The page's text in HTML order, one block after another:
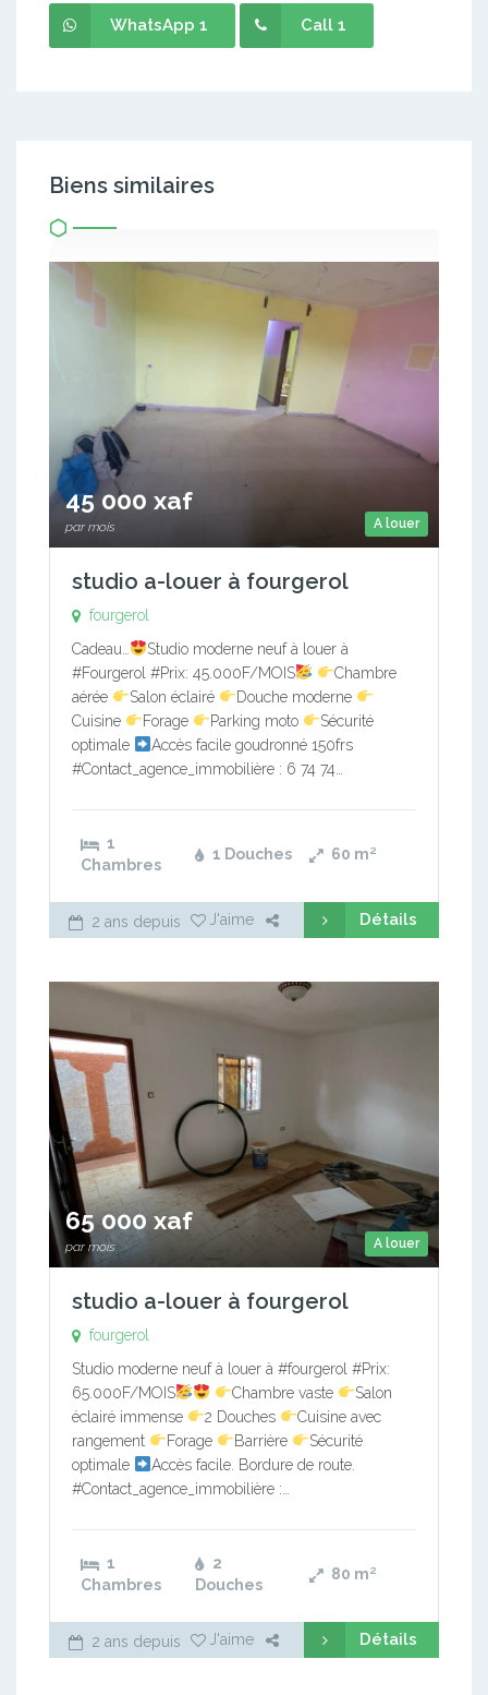
WhatsApp 1 Call 1
Biens similaires
A louer
45 000 xaf
par mois
studio a-louer à fourgerol
fourgerol
Cadeau…
Studio moderne neuf à louer à
#Fourgerol #Prix: 45.000F/MOIS
Chambre
aérée
Salon éclairé
Douche moderne
Cuisine
Forage Parking moto
Sécurité
optimale
Accès facile goudronné 150frs
#Contact_agence_immobilière : 6 74 74…
1
Chambres
1 Douches 60 m²
2 ans depuis J'aime Détails
A louer
65 000 xaf
par mois
studio a-louer à fourgerol
fourgerol
Studio moderne neuf à louer à #fourgerol #Prix:
65.000F/MOIS
Chambre vaste
Salon
éclairé immense
2 Douches
Cuisine avec
rangement
Forage Barrière
Sécurité
optimale
Accès facile. Bordure de route.
#Contact_agence_immobilière :…
1
Chambres
2
Douches
80 m²
2 ans depuis J'aime Détails